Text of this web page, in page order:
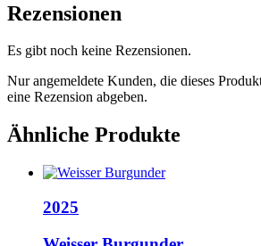
Rezensionen
Es gibt noch keine Rezensionen.
Nur angemeldete Kunden, die dieses
eine Rezension abgeben.
Ähnliche Produkte
2025